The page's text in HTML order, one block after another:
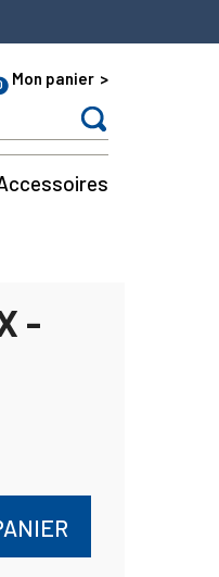
Mon panier
-